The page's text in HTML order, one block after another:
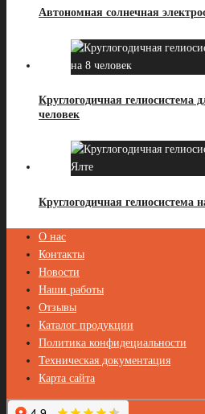
Автономная солнечная
Круглогодичная гелиосистема
человек
Круглогодичная гелиосистема
О нас
Контакты
Новости
Наши работы
Отзывы
Каталог продукции
Политика конфидециальности
Техническая документация
Карта сайта